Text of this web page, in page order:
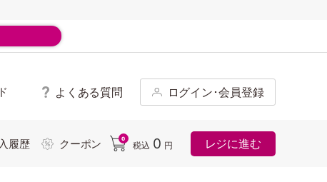
よくある質問 ログイン･会員登録
履歴 クーポン 0
税込 0 円 レジに進む